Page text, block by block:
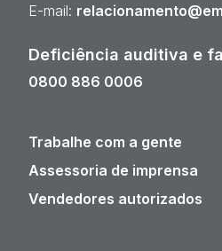
E-mail:
Deficiência auditiva e
0800 886 0006
Trabalhe com a gente
Assessoria de imprensa
Vendedores autorizados